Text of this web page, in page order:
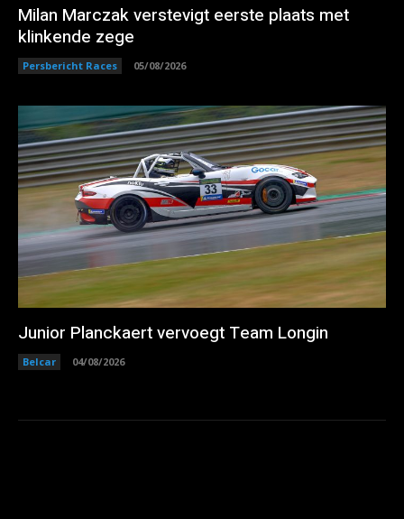
Milan Marczak verstevigt eerste plaats met
klinkende zege
Persbericht Races 05/08/2026
Junior Planckaert vervoegt Team Longin
Belcar 04/08/2026